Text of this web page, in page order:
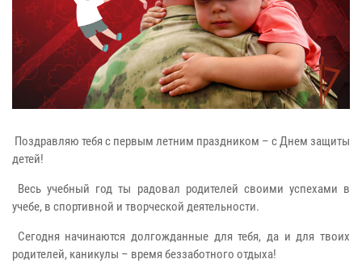
Поздравляю тебя с первым летним праздником – с Днем защиты
детей!
Весь учебный год ты радовал родителей своими успехами в
учебе, в спортивной и творческой деятельности.
Сегодня начинаются долгожданные для тебя, да и для твоих
родителей, каникулы – время беззаботного отдыха!